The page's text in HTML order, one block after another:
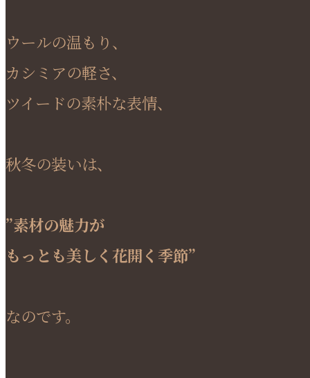
ウールの温もり、
カシミアの軽さ、
ツイードの素朴な表情、
秋冬の装いは、
”素材の魅力が
もっとも美しく花開く季節”
なのです。